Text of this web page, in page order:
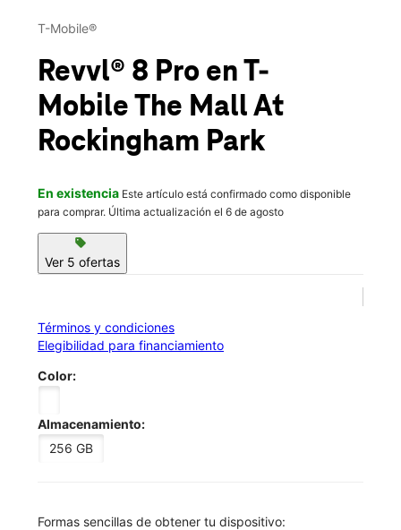
Mié.:10:00 a.m. a 8:00 p.m.
99 Rockingham Park Blvd E205 Salem, NH 03079
T-Mobile®
Revvl® 8 Pro en T-
MobileThe Mall At
Rockingham Park
En existencia Este artículo está confirmado como disponible
para comprar. Última actualización el 6 de agosto
sell
Ver 5 ofertas
Términos y condiciones
Elegibilidad para financiamiento
Color:
Almacenamiento:
256 GB
​​​​​​​Formas sencillas de obtener tu dispositivo: